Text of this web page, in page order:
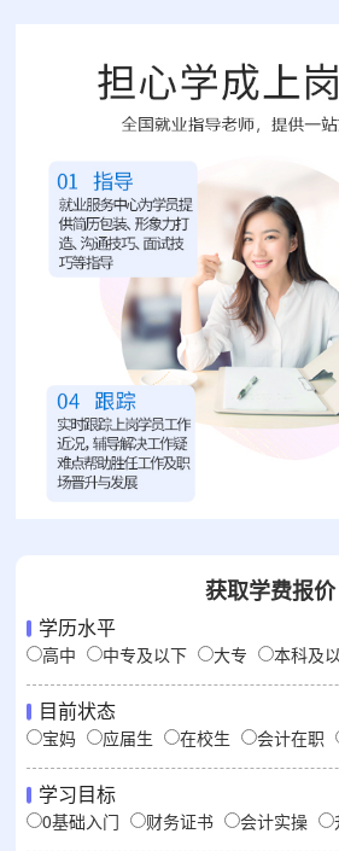
获取学费报价
学历水平
高中 中专及以下 大专 本科及
目前状态
宝妈 应届生 在校生 会计在职
学习目标
0基础入门 财务证书 会计实操